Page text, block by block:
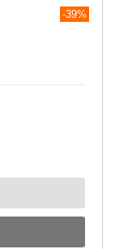
39%